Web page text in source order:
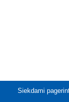
Siekdami